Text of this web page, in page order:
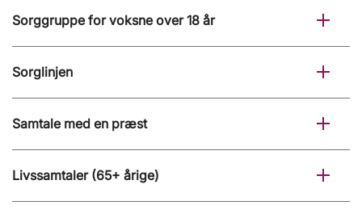
Sorggruppe for voksne over 18 år
Sorglinjen
Samtale med en præst
Livssamtaler (65+ årige)